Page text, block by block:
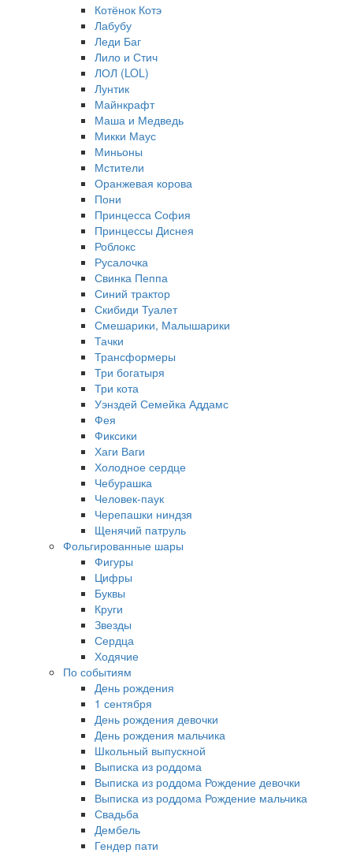
Котёнок Котэ
Лабубу
Леди Баг
Лило и Стич
ЛОЛ (LOL)
Лунтик
Майнкрафт
Маша и Медведь
Микки Маус
Миньоны
Мстители
Оранжевая корова
Пони
Принцесса София
Принцессы Диснея
Роблокс
Русалочка
Свинка Пеппа
Синий трактор
Скибиди Туалет
Смешарики, Малышарики
Тачки
Трансформеры
Три богатыря
Три кота
Уэнздей Семейка Аддамс
Фея
Фиксики
Хаги Ваги
Холодное сердце
Чебурашка
Человек-паук
Черепашки ниндзя
Щенячий патруль
Фольгированные шары
Фигуры
Цифры
Буквы
Круги
Звезды
Сердца
Ходячие
По событиям
День рождения
1 сентября
День рождения девочки
День рождения мальчика
Школьный выпускной
Выписка из роддома
Выписка из роддома Рождение девочки
Выписка из роддома Рождение мальчика
Свадьба
Дембель
Гендер пати